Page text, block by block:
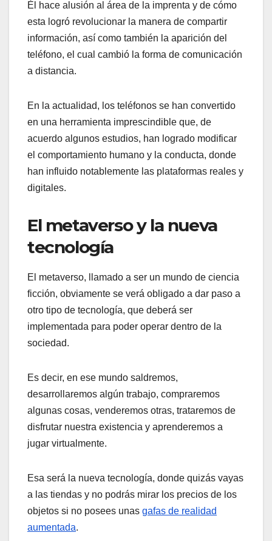
Él hace alusión al área de la imprenta y de cómo
esta logró revolucionar la manera de compartir
información, así como también la aparición del
teléfono, el cual cambió la forma de comunicación
a distancia.
En la actualidad, los teléfonos se han convertido
en una herramienta imprescindible que, de
acuerdo algunos estudios, han logrado modificar
el comportamiento humano y la conducta, donde
han influido notablemente las plataformas reales y
digitales.
El metaverso y la nueva
tecnología
El metaverso, llamado a ser un mundo de ciencia
ficción, obviamente se verá obligado a dar paso a
otro tipo de tecnología, que deberá ser
implementada para poder operar dentro de la
sociedad.
Es decir, en ese mundo saldremos,
desarrollaremos algún trabajo, compraremos
algunas cosas, venderemos otras, trataremos de
disfrutar nuestra existencia y aprenderemos a
jugar virtualmente.
Esa será la nueva tecnología, donde quizás vayas
a las tiendas y no podrás mirar los precios de los
objetos si no posees unas gafas de realidad
aumentada.